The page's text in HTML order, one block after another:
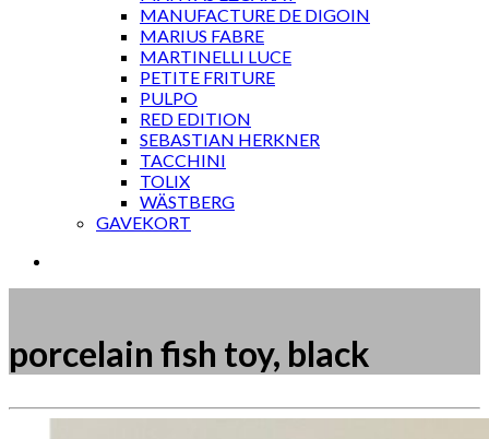
MANUFACTURE DE DIGOIN
MARIUS FABRE
MARTINELLI LUCE
PETITE FRITURE
PULPO
RED EDITION
SEBASTIAN HERKNER
TACCHINI
TOLIX
WÄSTBERG
GAVEKORT
porcelain fish toy, black